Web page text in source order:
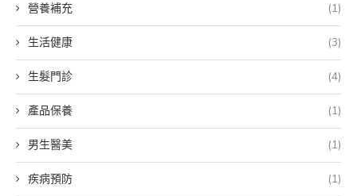
營養補充 (1)
生活健康 (3)
生髮門診 (4)
產品保養 (1)
男生醫美 (1)
疾病預防 (1)